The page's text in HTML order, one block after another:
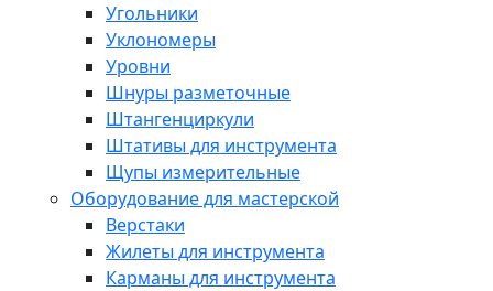
Угольники
Уклономеры
Уровни
Шнуры разметочные
Штангенциркули
Штативы для инструмента
Щупы измерительные
Оборудование для мастерской
Верстаки
Жилеты для инструмента
Карманы для инструмента